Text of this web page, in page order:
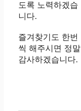
도록 노력하겠습
니다.
즐겨찾기도 한번
씩 해주시면 정말
감사하겠습니다.